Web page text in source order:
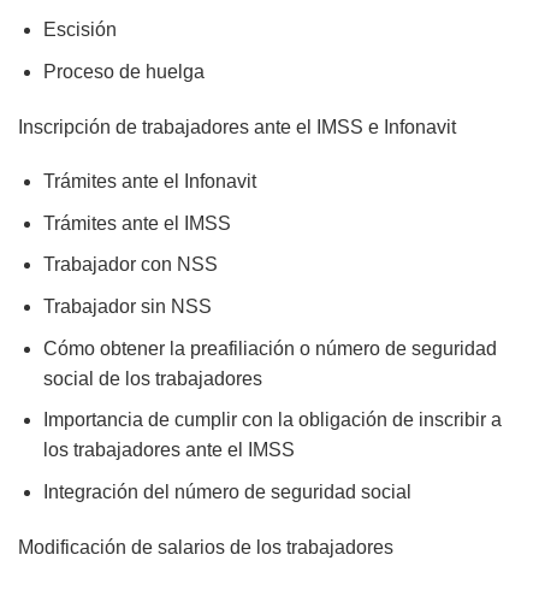
Escisión
Proceso de huelga
Inscripción de trabajadores ante el IMSS e Infonavit
Trámites ante el Infonavit
Trámites ante el IMSS
Trabajador con NSS
Trabajador sin NSS
Cómo obtener la preafiliación o número de seguridad
social de los trabajadores
Importancia de cumplir con la obligación de inscribir a
los trabajadores ante el IMSS
Integración del número de seguridad social
Modificación de salarios de los trabajadores